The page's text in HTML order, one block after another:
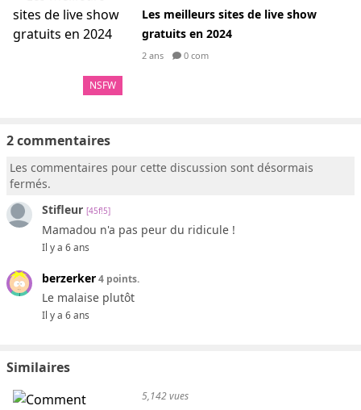
NSFW
Les meilleurs sites de live show
gratuits en 2024
2 ans 0 com
2 commentaires
Les commentaires pour cette discussion sont désormais
fermés.
Stifleur [45f!5]
Mamadou n'a pas peur du ridicule !
Il y a 6 ans
berzerker4 points.
Le malaise plutôt
Il y a 6 ans
Similaires
5,142 vues